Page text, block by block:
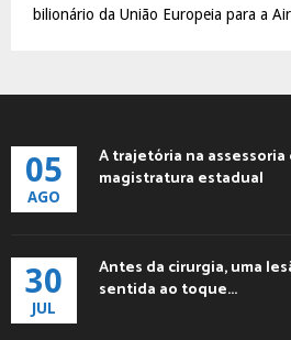
bilionário da União Europeia para a
05
AGO
A trajetória na
magistratura estadual
30
JUL
Antes da cirurgia, uma
sentida ao toque...